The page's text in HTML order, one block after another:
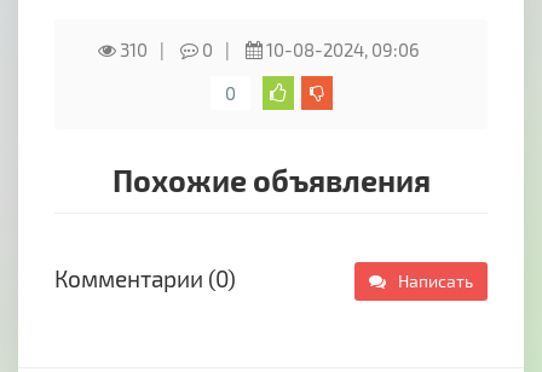
310 0
10-08-2024, 09:06
0
Похожие объявления
Комментарии (0) Написать